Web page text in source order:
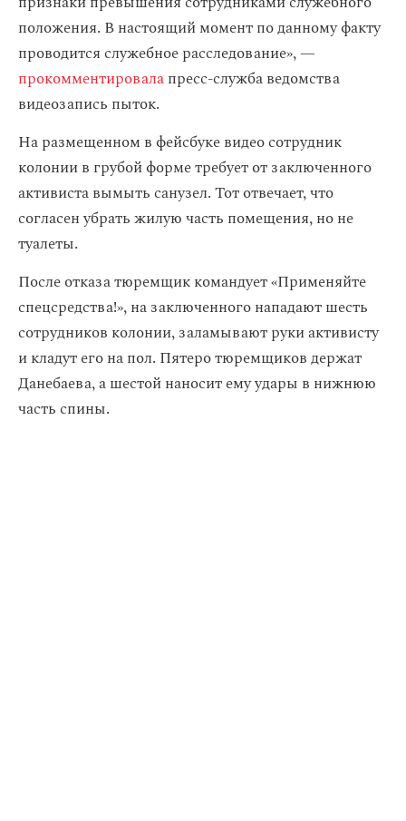
положения. В настоящий момент по данному факту
проводится служебное расследование», —
прокомментировалапресс-служба ведомства
видеозапись пыток.
На размещенном в фейсбуке видео сотрудник
колонии в грубой форме требует от заключенного
активиста вымыть санузел. Тот отвечает, что
согласен убрать жилую часть помещения, но не
туалеты.
После отказа тюремщик командует «Применяйте
спецсредства!», на заключенного нападают шесть
сотрудников колонии, заламывают руки активисту
и кладут его на пол. Пятеро тюремщиков держат
Данебаева, а шестой наносит ему удары в нижнюю
часть спины.